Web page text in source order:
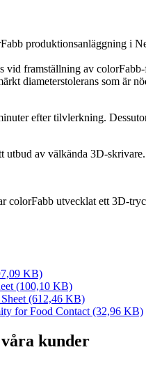
produktionsanläggning i
vid framställning av
diameterstolerans som är
efter tilvlerkning.
utbud av välkända 3D-
colorFabb utvecklat ett 3D-
KB)
(100,10 KB)
(612,46 KB)
for Food Contact (32,96 KB)
kunder